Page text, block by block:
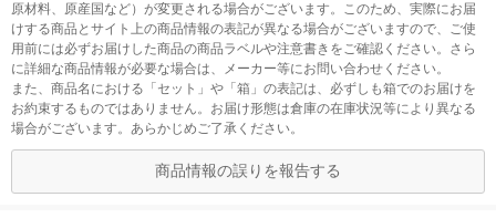
原材料、原産国など）が変更される場合がございます。このため、実際にお届
けする商品とサイト上の商品情報の表記が異なる場合がございますので、ご使
用前には必ずお届けした商品の商品ラベルや注意書きをご確認ください。さら
に詳細な商品情報が必要な場合は、メーカー等にお問い合わせください。
また、商品名における「セット」や「箱」の表記は、必ずしも箱でのお届けを
お約束するものではありません。お届け形態は倉庫の在庫状況等により異なる
場合がございます。あらかじめご了承ください。
商品情報の誤りを報告する